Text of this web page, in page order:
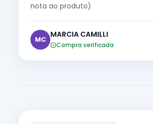
nota ao produto)
MC
MARCIA CAMILLI
Compra verificada